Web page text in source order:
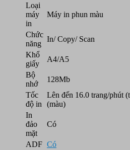
Loại
máy
in
Máy in phun màu
Chức
năng
In/ Copy/ Scan
Khổ
giấy
A4/A5
Bộ
nhớ
128Mb
Tốc
độ in
Lên đến 16.0 trang/phút
(màu)
In
đảo
mặt
Có
ADF Có